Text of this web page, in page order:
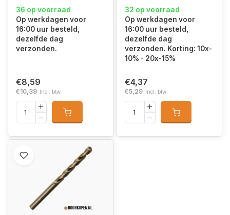
36 op voorraad
Op werkdagen voor
16:00 uur besteld,
dezelfde dag
verzonden.
€8,59
€10,39 Incl. btw
32 op voorraad
Op werkdagen voor
16:00 uur besteld,
dezelfde dag
verzonden. Korting: 10x-
10% - 20x-15%
€4,37
€5,29 Incl. btw